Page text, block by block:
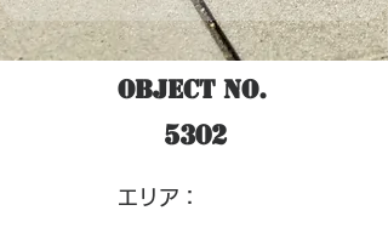
Object No.
5302
​エリア：